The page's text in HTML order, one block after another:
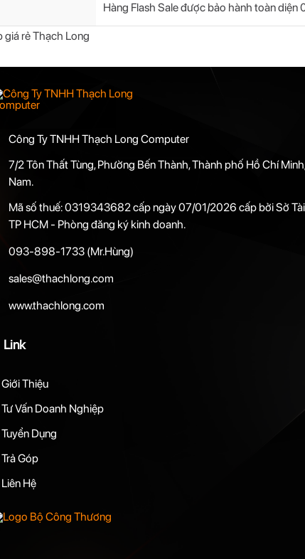
Hàng Flash Sale được bảo hành toàn diện
rẻ Thạch Long
Công Ty TNHH Thạch Long Computer
7/2 Tôn Thất Tùng, Phường Bến Thành, Thành phố Hồ Chí
Nam.
Mã số thuế: 0319343682 cấp ngày 07/01/2026 cấp bởi Sở
TP HCM - Phòng đăng ký kinh doanh.
093-898-1733(Mr.Hùng)
sales@thachlong.com
www.thachlong.com
Link
Giới Thiệu
Tư Vấn Doanh Nghiệp
Tuyển Dụng
Trả Góp
Liên Hệ